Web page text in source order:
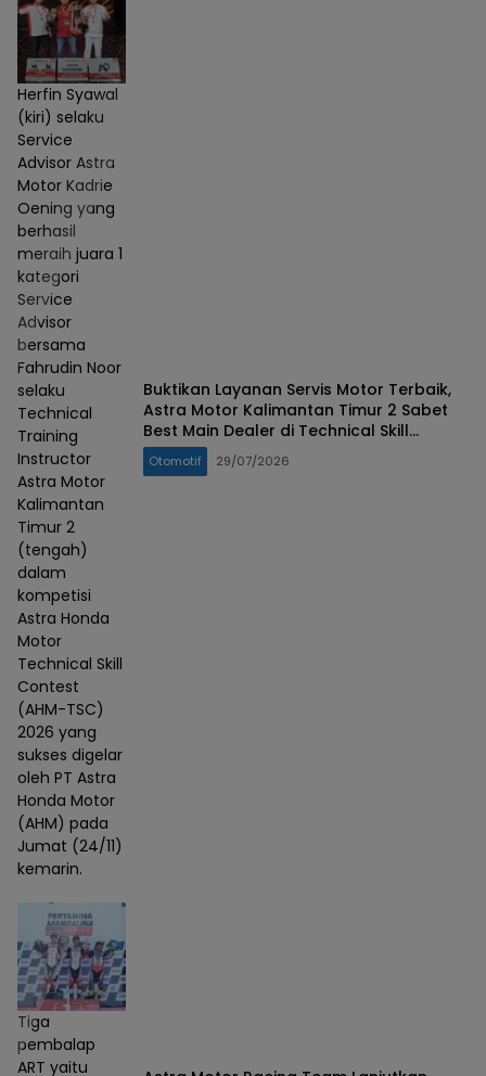
Herfin Syawal
(kiri) selaku
Service
Advisor Astra
Motor Kadrie
Oening yang
berhasil
meraih juara 1
kategori
Service
Advisor
bersama
Fahrudin Noor
selaku
Technical
Training
Instructor
Astra Motor
Kalimantan
Timur 2
(tengah)
dalam
kompetisi
Astra Honda
Motor
Technical Skill
Contest
(AHM-TSC)
2026 yang
sukses digelar
oleh PT Astra
Honda Motor
(AHM) pada
Jumat (24/11)
kemarin.
Buktikan Layanan Servis Motor Terbaik,
Astra Motor Kalimantan Timur 2 Sabet
Best Main Dealer di Technical Skill
Contest 2026
Otomotif 29/07/2026
Tiga
pembalap
ART yaitu